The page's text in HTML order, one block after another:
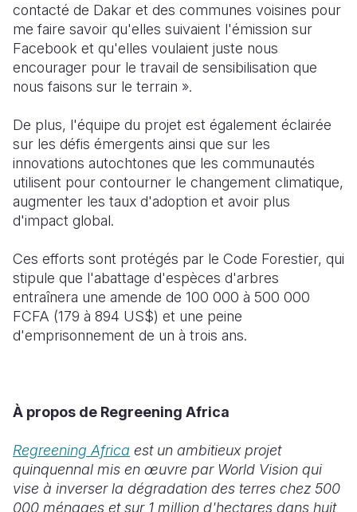
contacté de Dakar et des communes voisines pour
me faire savoir qu'elles suivaient l'émission sur
Facebook et qu'elles voulaient juste nous
encourager pour le travail de sensibilisation que
nous faisons sur le terrain ».
De plus, l'équipe du projet est également éclairée
sur les défis émergents ainsi que sur les
innovations autochtones que les communautés
utilisent pour contourner le changement climatique,
augmenter les taux d'adoption et avoir plus
d'impact global.
Ces efforts sont protégés par le Code Forestier, qui
stipule que l'abattage d'espèces d'arbres
entraînera une amende de 100 000 à 500 000
FCFA (179 à 894 US$) et une peine
d'emprisonnement de un à trois ans.
À propos de Regreening Africa
Regreening Africa est un ambitieux projet
quinquennal mis en œuvre par World Vision qui
vise à inverser la dégradation des terres chez 500
000 ménages et sur 1 million d'hectares dans huit